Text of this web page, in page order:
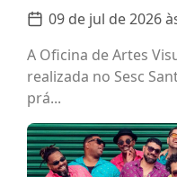
09 de jul de 2026
A Oficina de Artes
realizada no Sesc
prá...